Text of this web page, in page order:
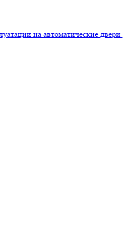
на автоматические двери